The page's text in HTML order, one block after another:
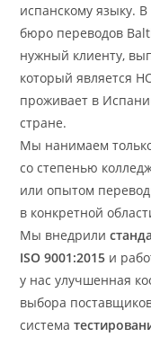
испанскому языку. В
бюро переводов
нужный клиенту,
который является
проживает в
стране.
Мы нанимаем
со степенью
или опытом
в конкретной
Мы внедрили
ISO 9001:2015 и
у нас улучшенная
выбора
система